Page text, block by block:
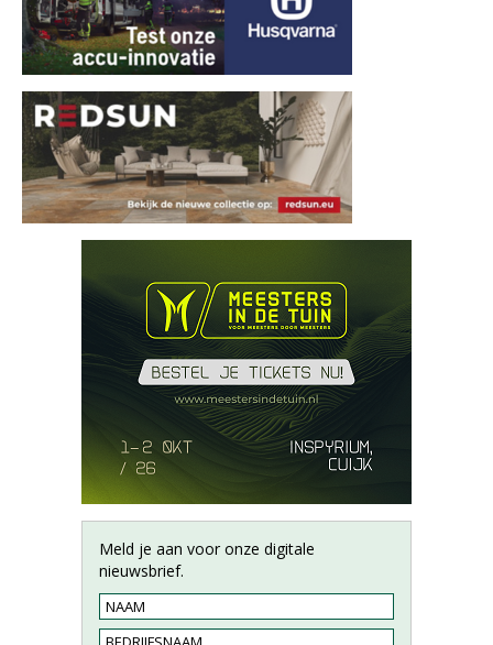
Meld je aan voor onze digitale
nieuwsbrief.